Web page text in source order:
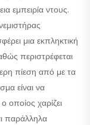
εμπειρία ντους.
μια εκπληκτική
περιστρέφεται
πίεση από με τα
είναι να
οποίος χαρίζει
παράλληλα